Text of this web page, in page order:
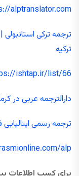
alptranslator.com/
ترجمه ترکی استانبولی
ترکیه
ishtap.ir/list/66
دارالترجمه عربی در
ترجمه رسمی ایتالیایی
alp/